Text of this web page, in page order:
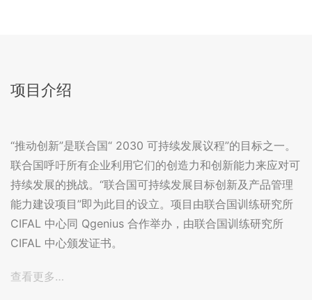
项目介绍
“推动创新”是联合国“ 2030 可持续发展议程”的目标之一。
联合国呼吁所有企业利用它们的创造力和创新能力来应对可
持续发展的挑战。“联合国可持续发展目标创新及产品管理
能力建设项目”即为此目的设立。项目由联合国训练研究所
CIFAL 中心同 Qgenius 合作举办，由联合国训练研究所
CIFAL 中心颁发证书。
查看更多…